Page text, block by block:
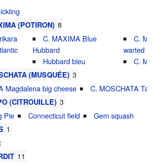
(POTIRON) 8
C. MAXIMA Blue
Hubbard
Hubbard bleu
C.
warted
C.
(MUSQUÉE) 3
Magdalena big cheese
C. MOSCHATA
(CITROUILLE) 3
Pie
Connecticut field Gem squash
1
11